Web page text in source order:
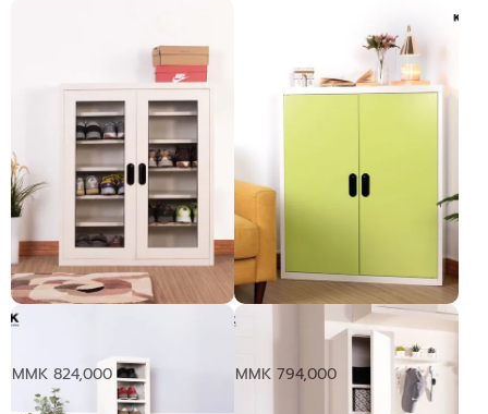
ဖိနပ်ဗီရို
MMK 824,000
ဖိနပ်ဗီရို
MMK 794,000